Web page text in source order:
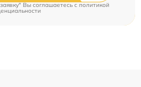
Вы соглашаетесь cполитикой